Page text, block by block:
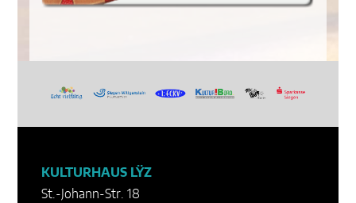
KULTURHAUS LŸZ
St.-Johann-Str. 18